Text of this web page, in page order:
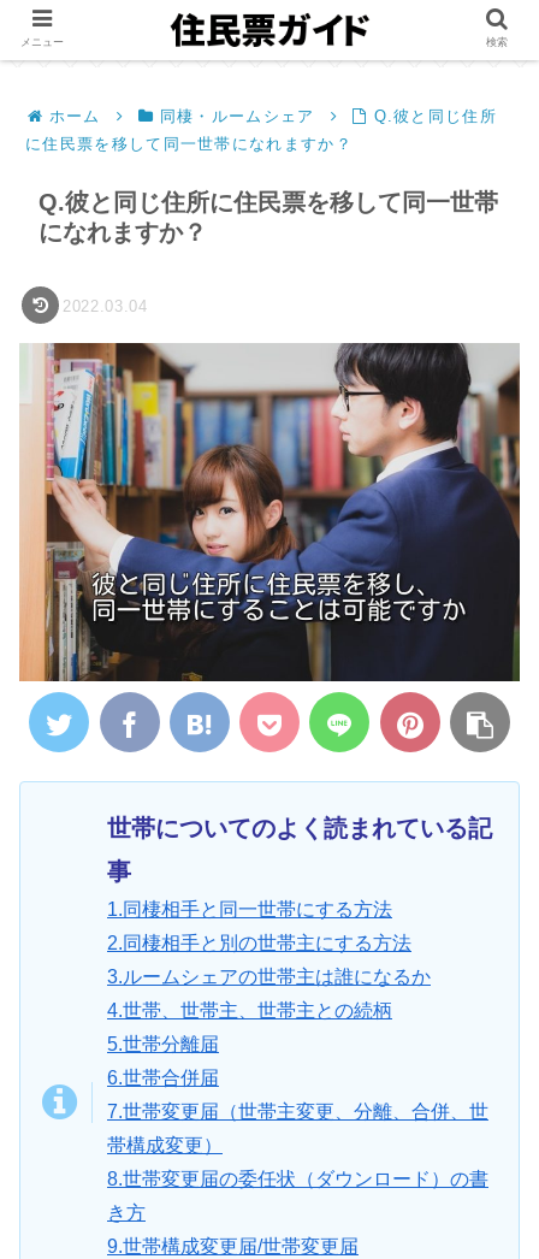
ホーム 同棲・ルームシェア
Q.彼と同じ住所
に住民票を移して同一世帯になれますか？
Q.彼と同じ住所に住民票を移して同一世帯
になれますか？
2022.03.04
世帯についてのよく読まれている記
事
1.同棲相手と同一世帯にする方法
2.同棲相手と別の世帯主にする方法
3.ルームシェアの世帯主は誰になるか
4.世帯、世帯主、世帯主との続柄
5.世帯分離届
6.世帯合併届
7.世帯変更届（世帯主変更、分離、合併、世
帯構成変更）
8.世帯変更届の委任状（ダウンロード）の書
き方
9.世帯構成変更届/世帯変更届
メニュー 検索